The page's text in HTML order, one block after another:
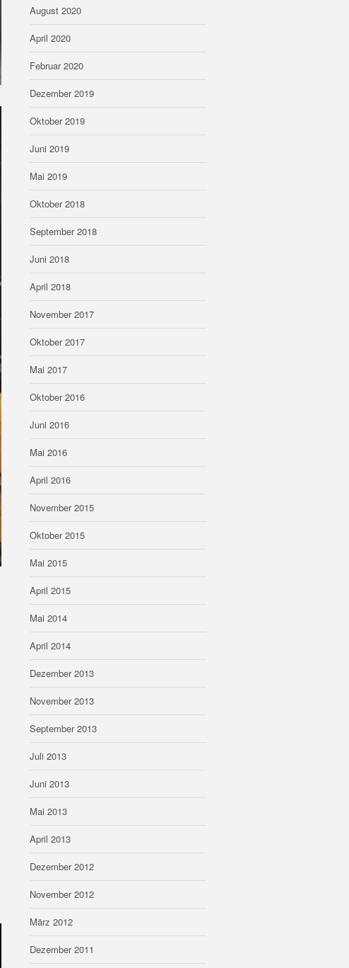
August 2020
April 2020
Februar 2020
Dezember 2019
Oktober 2019
Juni 2019
Mai 2019
Oktober 2018
September 2018
Juni 2018
April 2018
November 2017
Oktober 2017
Mai 2017
Oktober 2016
Juni 2016
Mai 2016
April 2016
November 2015
Oktober 2015
Mai 2015
April 2015
Mai 2014
April 2014
Dezember 2013
November 2013
September 2013
Juli 2013
Juni 2013
Mai 2013
April 2013
Dezember 2012
November 2012
März 2012
Dezember 2011